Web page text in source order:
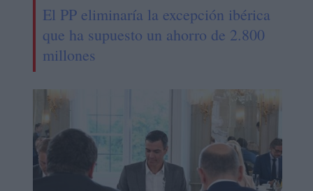
El PP eliminaría la excepción ibérica
que ha supuesto un ahorro de 2.800
millones